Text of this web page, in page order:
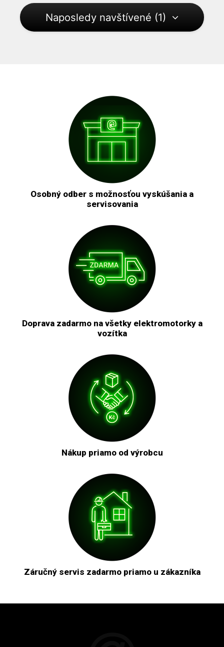
Naposledy navštívené (1)
Osobný odber s možnosťou vyskúšania a
servisovania
Doprava zadarmo na všetky elektromotorky a
vozítka
Nákup priamo od výrobcu
Záručný servis zadarmo priamo u zákazníka